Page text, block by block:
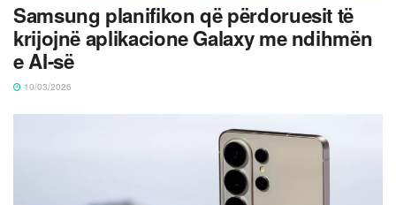
Samsung planifikon që përdoruesit të
krijojnë aplikacione Galaxy me ndihmën
e AI-së
10/03/2026